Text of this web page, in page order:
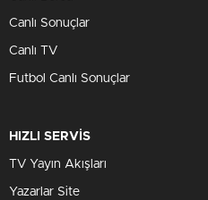
Canlı Sonuçlar
Canlı TV
Futbol Canlı Sonuçlar
HIZLI SERVİS
TV Yayın Akışları
Yazarlar Site